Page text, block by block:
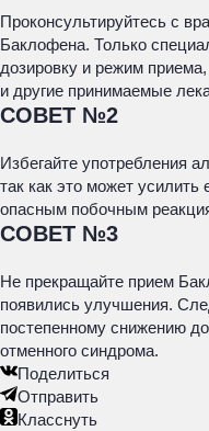
Проконсультируйтесь с
Баклофена. Только
дозировку и режим
и другие принимаемые
СОВЕТ №2
Избегайте употребления
так как это может
опасным побочным
СОВЕТ №3
Не прекращайте прием
появились улучшения.
постепенному снижению
отменного синдрома.
Поделиться
Отправить
Класснуть